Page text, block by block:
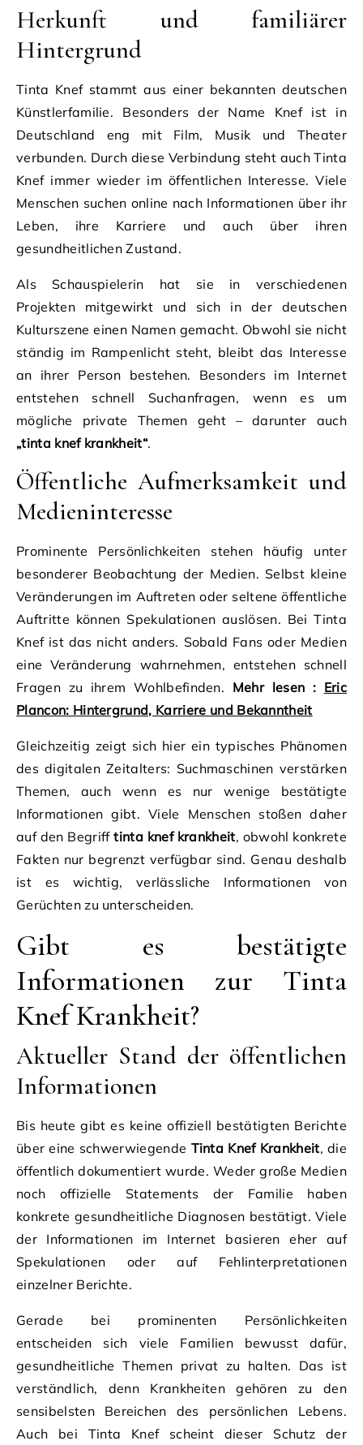
Herkunft und familiärer
Hintergrund
Tinta Knef stammt aus einer bekannten deutschen
Künstlerfamilie. Besonders der Name Knef ist in
Deutschland eng mit Film, Musik und Theater
verbunden. Durch diese Verbindung steht auch Tinta
Knef immer wieder im öffentlichen Interesse. Viele
Menschen suchen online nach Informationen über ihr
Leben, ihre Karriere und auch über ihren
gesundheitlichen Zustand.
Als Schauspielerin hat sie in verschiedenen
Projekten mitgewirkt und sich in der deutschen
Kulturszene einen Namen gemacht. Obwohl sie nicht
ständig im Rampenlicht steht, bleibt das Interesse
an ihrer Person bestehen. Besonders im Internet
entstehen schnell Suchanfragen, wenn es um
mögliche private Themen geht – darunter auch
„tinta knef krankheit“.
Öffentliche Aufmerksamkeit und
Medieninteresse
Prominente Persönlichkeiten stehen häufig unter
besonderer Beobachtung der Medien. Selbst kleine
Veränderungen im Auftreten oder seltene öffentliche
Auftritte können Spekulationen auslösen. Bei Tinta
Knef ist das nicht anders. Sobald Fans oder Medien
eine Veränderung wahrnehmen, entstehen schnell
Fragen zu ihrem Wohlbefinden. Mehr lesen : Eric
Plancon: Hintergrund, Karriere und Bekanntheit
Gleichzeitig zeigt sich hier ein typisches Phänomen
des digitalen Zeitalters: Suchmaschinen verstärken
Themen, auch wenn es nur wenige bestätigte
Informationen gibt. Viele Menschen stoßen daher
auf den Begrifftinta knef krankheit, obwohl konkrete
Fakten nur begrenzt verfügbar sind. Genau deshalb
ist es wichtig, verlässliche Informationen von
Gerüchten zu unterscheiden.
Gibt es bestätigte
Informationen zur Tinta
Knef Krankheit?
Aktueller Stand der öffentlichen
Informationen
Bis heute gibt es keine offiziell bestätigten Berichte
über eine schwerwiegende Tinta Knef Krankheit, die
öffentlich dokumentiert wurde. Weder große Medien
noch offizielle Statements der Familie haben
konkrete gesundheitliche Diagnosen bestätigt. Viele
der Informationen im Internet basieren eher auf
Spekulationen oder auf Fehlinterpretationen
einzelner Berichte.
Gerade bei prominenten Persönlichkeiten
entscheiden sich viele Familien bewusst dafür,
gesundheitliche Themen privat zu halten. Das ist
verständlich, denn Krankheiten gehören zu den
sensibelsten Bereichen des persönlichen Lebens.
Auch bei Tinta Knef scheint dieser Schutz der